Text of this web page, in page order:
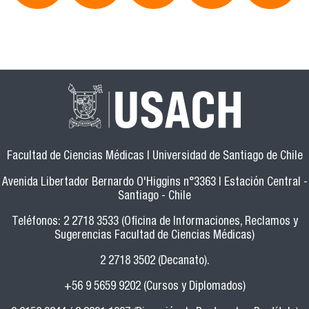
Facultad de Ciencias Médicas | Universidad de Santiago de Chile
Avenida Libertador Bernardo O'Higgins n°3363 | Estación Central -
Santiago - Chile
Teléfonos: 2 2718 3533 (Oficina de Informaciones, Reclamos y
Sugerencias Facultad de Ciencias Médicas)
2 2718 3502 (Decanato).
+56 9 5659 9202 (Cursos y Diplomados)